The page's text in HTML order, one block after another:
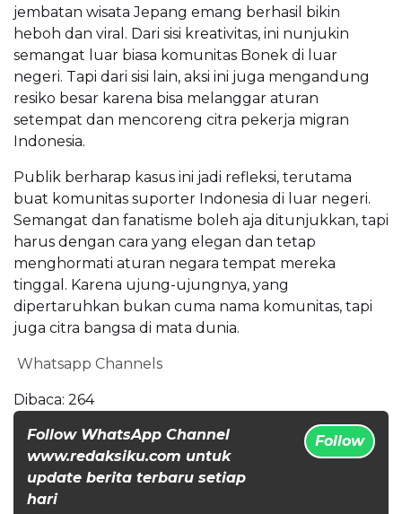
jembatan wisata Jepang emang berhasil bikin
heboh dan viral. Dari sisi kreativitas, ini nunjukin
semangat luar biasa komunitas Bonek di luar
negeri. Tapi dari sisi lain, aksi ini juga mengandung
resiko besar karena bisa melanggar aturan
setempat dan mencoreng citra pekerja migran
Indonesia.
Publik berharap kasus ini jadi refleksi, terutama
buat komunitas suporter Indonesia di luar negeri.
Semangat dan fanatisme boleh aja ditunjukkan, tapi
harus dengan cara yang elegan dan tetap
menghormati aturan negara tempat mereka
tinggal. Karena ujung-ujungnya, yang
dipertaruhkan bukan cuma nama komunitas, tapi
juga citra bangsa di mata dunia.
Whatsapp Channels
Dibaca: 264
Follow WhatsApp Channel
www.redaksiku.com untuk
update berita terbaru setiap
hari
Follow